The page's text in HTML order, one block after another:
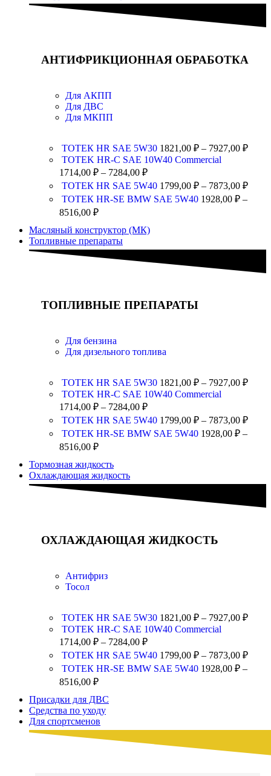
АНТИФРИКЦИОННАЯ ОБРАБОТКА
Для АКПП
Для ДВС
Для МКПП
ТОТЕК HR SAE 5W30 1821,00 ₽ – 7927,00 ₽
TOTEK HR-C SAE 10W40 Commercial
1714,00 ₽ – 7284,00 ₽
ТОТЕК HR SAE 5W40 1799,00 ₽ – 7873,00 ₽
ТОТЕК HR-SE BMW SAE 5W40 1928,00 ₽ –
8516,00 ₽
Масляный конструктор (МК)
Топливные препараты
ТОПЛИВНЫЕ ПРЕПАРАТЫ
Для бензина
Для дизельного топлива
ТОТЕК HR SAE 5W30 1821,00 ₽ – 7927,00 ₽
TOTEK HR-C SAE 10W40 Commercial
1714,00 ₽ – 7284,00 ₽
ТОТЕК HR SAE 5W40 1799,00 ₽ – 7873,00 ₽
ТОТЕК HR-SE BMW SAE 5W40 1928,00 ₽ –
8516,00 ₽
Тормозная жидкость
Охлаждающая жидкость
ОХЛАЖДАЮЩАЯ ЖИДКОСТЬ
Антифриз
Тосол
ТОТЕК HR SAE 5W30 1821,00 ₽ – 7927,00 ₽
TOTEK HR-C SAE 10W40 Commercial
1714,00 ₽ – 7284,00 ₽
ТОТЕК HR SAE 5W40 1799,00 ₽ – 7873,00 ₽
ТОТЕК HR-SE BMW SAE 5W40 1928,00 ₽ –
8516,00 ₽
Присадки для ДВС
Средства по уходу
Для спортсменов